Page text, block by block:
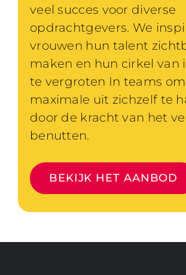
veel succes voor diverse
opdrachtgevers. We
vrouwen hun talent
maken en hun cirkel van
te vergroten In teams
maximale uit zichzelf te
door de kracht van het
benutten.
BEKIJK HET AANBOD